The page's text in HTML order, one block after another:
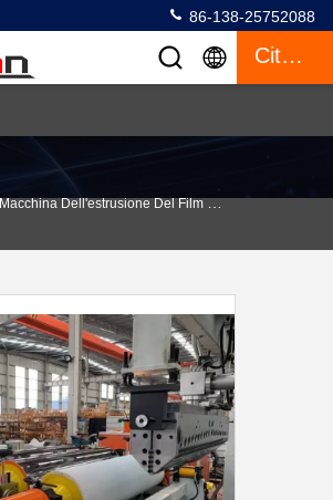
86-138-25752088
Citazione
Macchina Dell'estrusione Del Film Della Colata >